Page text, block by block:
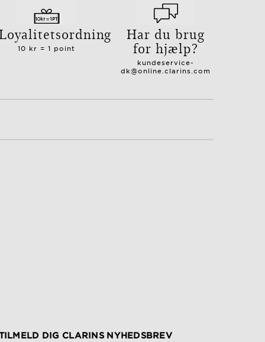
10 kr = 1 point
Har du brug
for hjælp?
kundeservice-
dk@online.clarins.com
DIG CLARINS NYHEDSBREV